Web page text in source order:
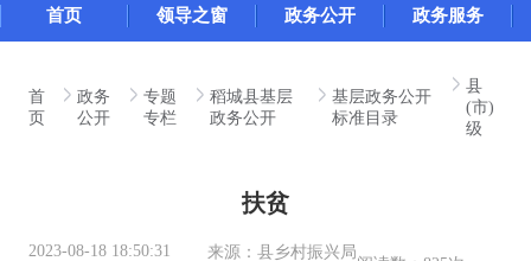
首页 领导之窗 政务公开 政务服务
首
页
政务
公开
专题
专栏
稻城县基层
政务公开
基层政务公开
标准目录
县
(市)
级
扶贫
2023-08-18 18:50:31 来源： 县乡村振兴局